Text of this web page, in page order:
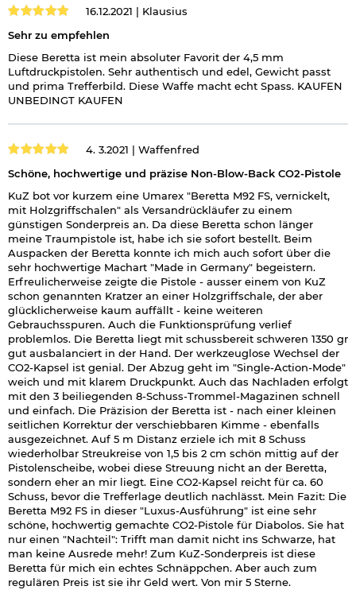
16.12.2021 | Klausius
Sehr zu empfehlen
Diese Beretta ist mein absoluter Favorit der 4,5 mm
Luftdruckpistolen. Sehr authentisch und edel, Gewicht passt
und prima Trefferbild. Diese Waffe macht echt Spass. KAUFEN
UNBEDINGT KAUFEN
4. 3.2021 | Waffenfred
Schöne, hochwertige und präzise Non-Blow-Back CO2-Pistole
KuZ bot vor kurzem eine Umarex "Beretta M92 FS, vernickelt,
mit Holzgriffschalen" als Versandrückläufer zu einem
günstigen Sonderpreis an. Da diese Beretta schon länger
meine Traumpistole ist, habe ich sie sofort bestellt. Beim
Auspacken der Beretta konnte ich mich auch sofort über die
sehr hochwertige Machart "Made in Germany" begeistern.
Erfreulicherweise zeigte die Pistole - ausser einem von KuZ
schon genannten Kratzer an einer Holzgriffschale, der aber
glücklicherweise kaum auffällt - keine weiteren
Gebrauchsspuren. Auch die Funktionsprüfung verlief
problemlos. Die Beretta liegt mit schussbereit schweren 1350 gr
gut ausbalanciert in der Hand. Der werkzeuglose Wechsel der
CO2-Kapsel ist genial. Der Abzug geht im "Single-Action-Mode"
weich und mit klarem Druckpunkt. Auch das Nachladen erfolgt
mit den 3 beiliegenden 8-Schuss-Trommel-Magazinen schnell
und einfach. Die Präzision der Beretta ist - nach einer kleinen
seitlichen Korrektur der verschiebbaren Kimme - ebenfalls
ausgezeichnet. Auf 5 m Distanz erziele ich mit 8 Schuss
wiederholbar Streukreise von 1,5 bis 2 cm schön mittig auf der
Pistolenscheibe, wobei diese Streuung nicht an der Beretta,
sondern eher an mir liegt. Eine CO2-Kapsel reicht für ca. 60
Schuss, bevor die Trefferlage deutlich nachlässt. Mein Fazit: Die
Beretta M92 FS in dieser "Luxus-Ausführung" ist eine sehr
schöne, hochwertig gemachte CO2-Pistole für Diabolos. Sie hat
nur einen "Nachteil": Trifft man damit nicht ins Schwarze, hat
man keine Ausrede mehr! Zum KuZ-Sonderpreis ist diese
Beretta für mich ein echtes Schnäppchen. Aber auch zum
regulären Preis ist sie ihr Geld wert. Von mir 5 Sterne.